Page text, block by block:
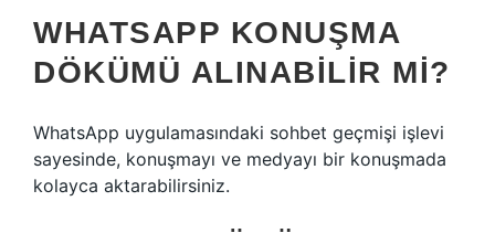
WHATSAPP KONUŞMA
DÖKÜMÜ ALINABILIR MI?
WhatsApp uygulamasındaki sohbet geçmişi işlevi
sayesinde, konuşmayı ve medyayı bir konuşmada
kolayca aktarabilirsiniz.